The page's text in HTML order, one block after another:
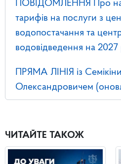
ПОВІДОМЛЕННЯ Про
тарифів на послуги з
водопостачання та
водовідведення на 2027
ПРЯМА ЛІНІЯ із
Олександровичем
ЧИТАЙТЕ ТАКОЖ